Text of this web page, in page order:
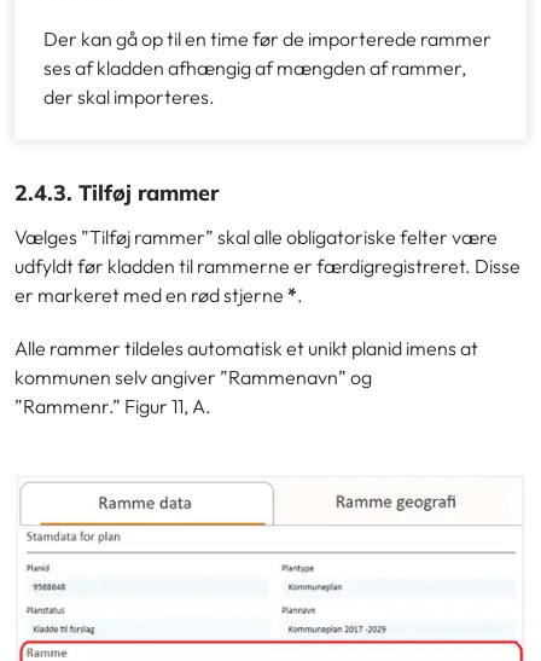
Der kan gå op til en time før de importerede rammer
ses af kladden afhængig af mængden af rammer,
der skal importeres.
2.4.3. Tilføj rammer
Vælges ”Tilføj rammer” skal alle obligatoriske felter være
udfyldt før kladden til rammerne er færdigregistreret. Disse
er markeret med en rød stjerne *.
Alle rammer tildeles automatisk et unikt planid imens at
kommunen selv angiver ”Rammenavn” og
”Rammenr.” Figur 11, A.